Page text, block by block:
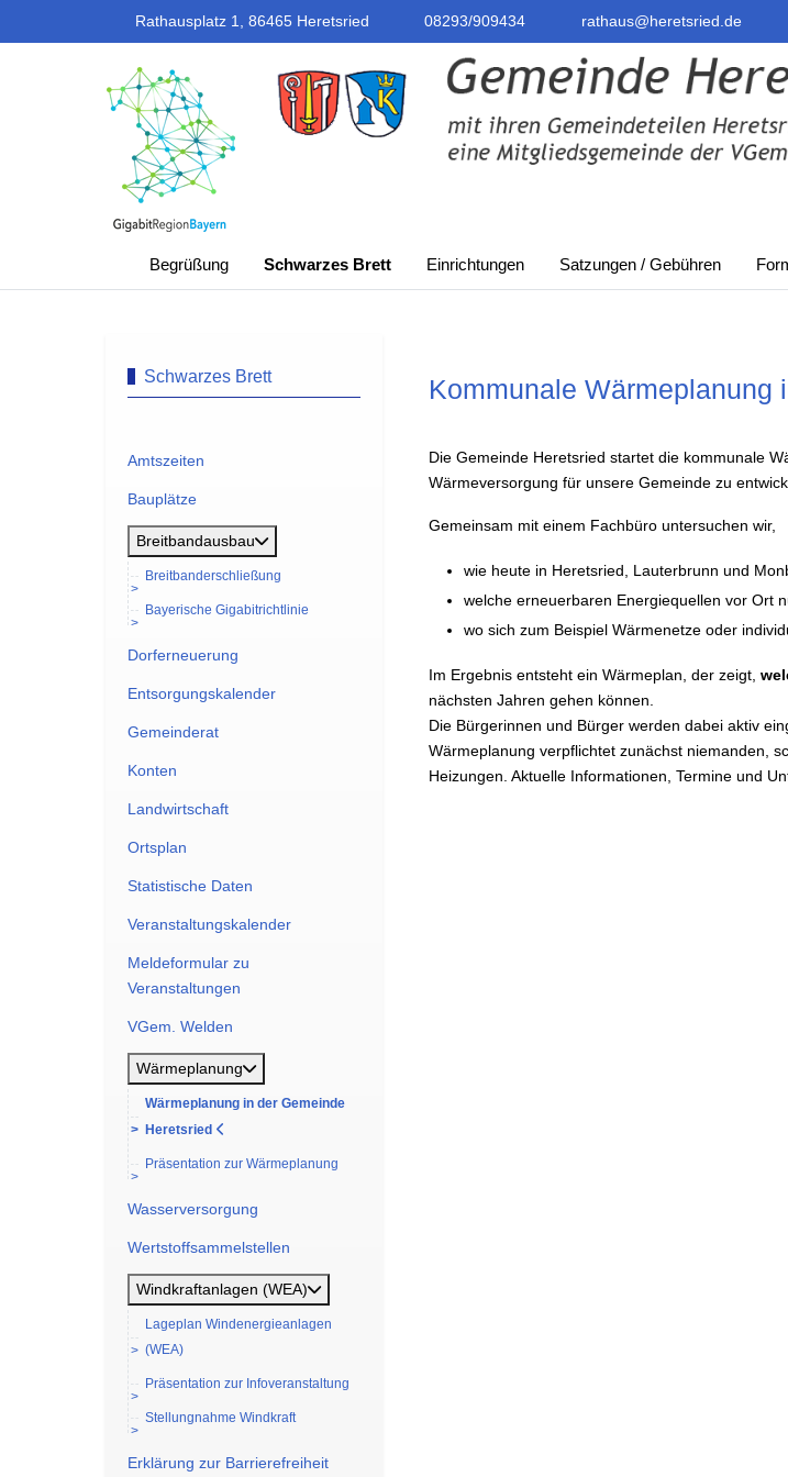
Rathausplatz 1, 86465 Heretsried 08293/909434 rathaus@heretsried.de
Begrüßung Schwarzes Brett Einrichtungen Satzungen / Gebühren
Schwarzes Brett
Amtszeiten
Bauplätze
Breitbandausbau
Breitbanderschließung
Bayerische Gigabitrichtlinie
Dorferneuerung
Entsorgungskalender
Gemeinderat
Konten
Landwirtschaft
Ortsplan
Statistische Daten
Veranstaltungskalender
Meldeformular zu
Veranstaltungen
VGem. Welden
Wärmeplanung
Wärmeplanung in der Gemeinde
Heretsried
Präsentation zur Wärmeplanung
Wasserversorgung
Wertstoffsammelstellen
Windkraftanlagen (WEA)
Lageplan Windenergieanlagen
(WEA)
Präsentation zur Infoveranstaltung
Stellungnahme Windkraft
Erklärung zur Barrierefreiheit
Kommunale Wärmeplanung
Die Gemeinde Heretsried startet die kommunale
Wärmeversorgung für unsere Gemeinde zu
Gemeinsam mit einem Fachbüro untersuchen wir,
wie heute in Heretsried, Lauterbrunn und
welche erneuerbaren Energiequellen vor Ort
wo sich zum Beispiel Wärmenetze oder
Im Ergebnis entsteht ein Wärmeplan, der zeigt,
nächsten Jahren gehen können.
Die Bürgerinnen und Bürger werden dabei aktiv
Wärmeplanung verpflichtet zunächst niemanden,
Heizungen. Aktuelle Informationen, Termine und